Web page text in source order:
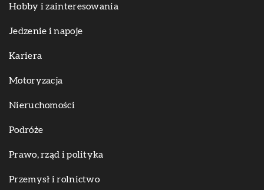
Hobby i zainteresowania
Jedzenie i napoje
Kariera
Motoryzacja
Nieruchomości
Podróże
Prawo, rząd i polityka
Przemysł i rolnictwo